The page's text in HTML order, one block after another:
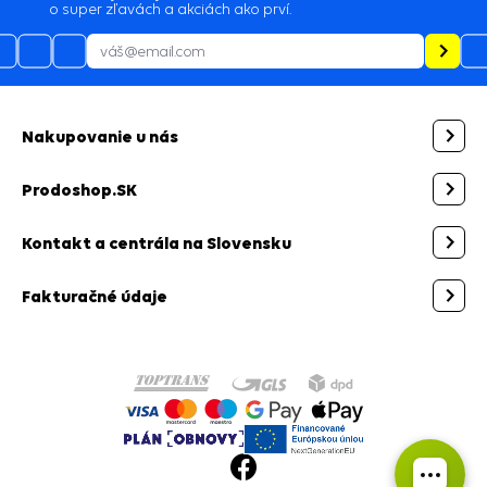
o super zľavách a akciách ako prví.
Nakupovanie u nás
Prodoshop.SK
Kontakt a centrála na Slovensku
Fakturačné údaje